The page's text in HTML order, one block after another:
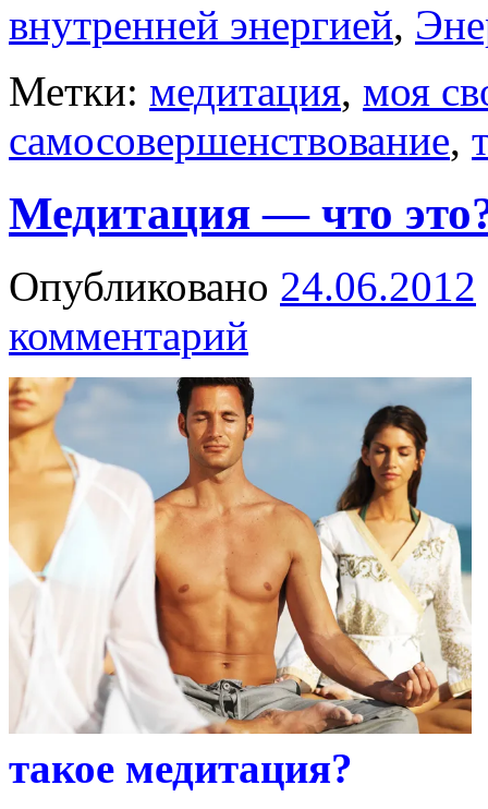
внутренней энергией,
Метки: медитация, моя
самосовершенствование,
Медитация — что
Опубликовано 24.06.2012
комментарий
такое медитация?